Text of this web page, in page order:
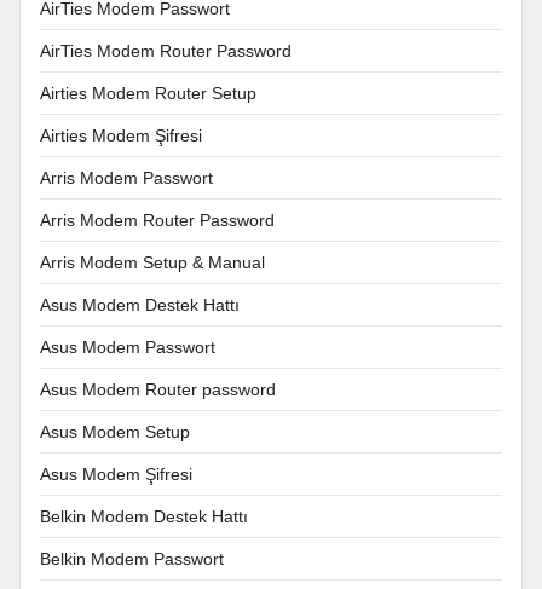
AirTies Modem Passwort
AirTies Modem Router Password
Airties Modem Router Setup
Airties Modem Şifresi
Arris Modem Passwort
Arris Modem Router Password
Arris Modem Setup & Manual
Asus Modem Destek Hattı
Asus Modem Passwort
Asus Modem Router password
Asus Modem Setup
Asus Modem Şifresi
Belkin Modem Destek Hattı
Belkin Modem Passwort